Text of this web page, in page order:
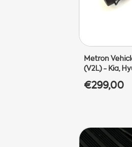
Metron
(V2L) - Kia,
€299,00